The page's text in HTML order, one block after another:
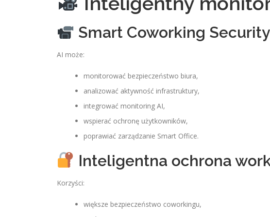
Smart Coworking Security
AI może:
monitorować bezpieczeństwo biura,
analizować aktywność infrastruktury,
integrować monitoring AI,
wspierać ochronę użytkowników,
poprawiać zarządzanie Smart Office.
Inteligentna ochrona
Korzyści:
większe bezpieczeństwo coworkingu,